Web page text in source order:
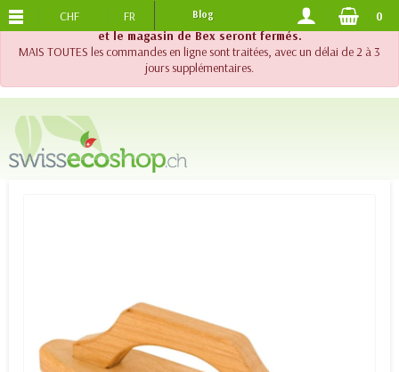
!! Important !! Jusqu'au 20 août 2026, le support téléphonique
et le magasin de Bex seront fermés.
MAIS TOUTES les commandes en ligne sont traitées, avec un délai de 2 à 3
jours supplémentaires.
PORTS OFFERTS DES 120.-
CHF FR Blog 0